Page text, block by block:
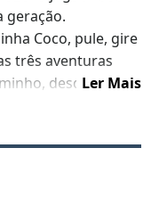
Ler Mais
geração.
Coco, pule, gire
três aventuras
desde